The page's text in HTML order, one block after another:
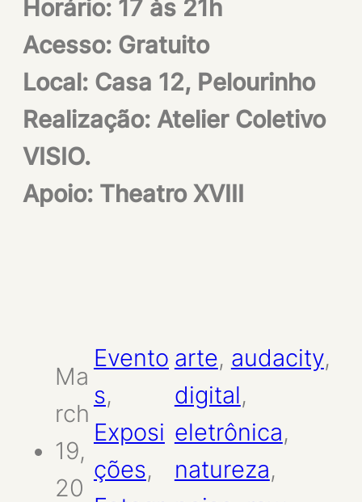
Horário: 17 às 21h
Acesso: Gratuito
Local: Casa 12, Pelourinho
Realização: Atelier Coletivo
VISIO.
Apoio: Theatro XVIII
Ma
rch
19,
20
Evento
s
Exposi
ções
arte, audacity
digital
eletrônica
natureza